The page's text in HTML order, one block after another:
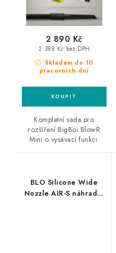
Skladem do 10
pracovních dní
2 388 Kč bez DPH
2 890 Kč
Kompletní sada pro
rozšíření BigBoi BlowR
Mini o vysávací funkci.
BLO Silicone Wide
Nozzle AIR-S náhradní